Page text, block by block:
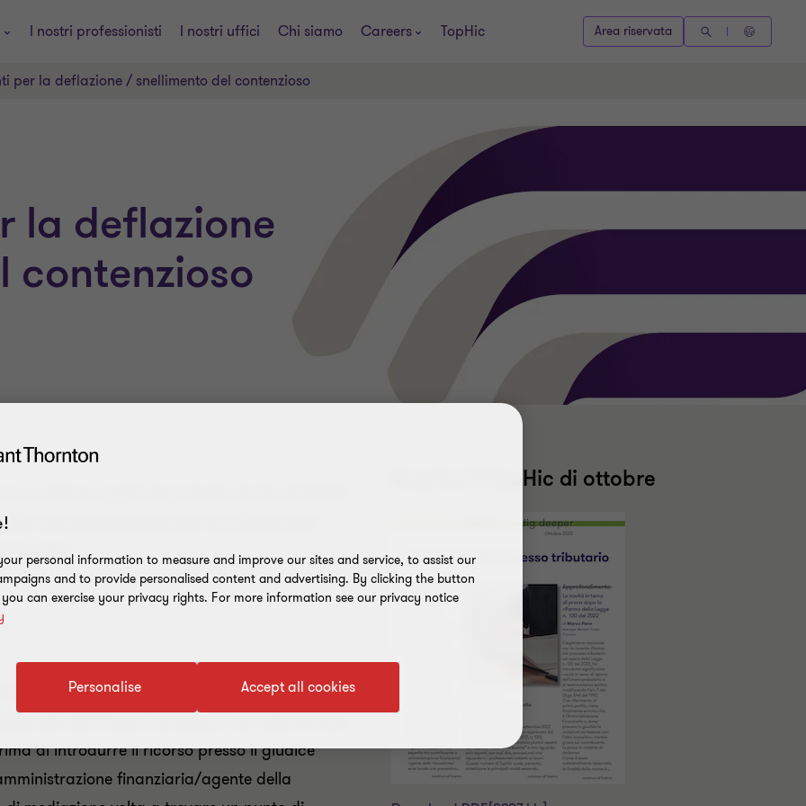
I nostri professionisti I nostri uffici Chi siamo Careers TopHic Area riservata
per la deflazione / snellimento del contenzioso
la deflazione
contenzioso
su taluni aspetti, importanti, di alcuni istituti
istanze presentate dai contribuenti per
esattivi.
a ogni tipologia di lite (ad eccezione di
dell’Unione Europea) il cui valore è non
di introdurre il ricorso presso il giudice
finanziaria/agente della
Scarica il TopHic di ottobre
personal information to measure and improve our sites and service, to assist our
and to provide personalised content and advertising. By clicking the button
can exercise your privacy rights. For more information see our privacy notice
Accept all cookies
Personalise